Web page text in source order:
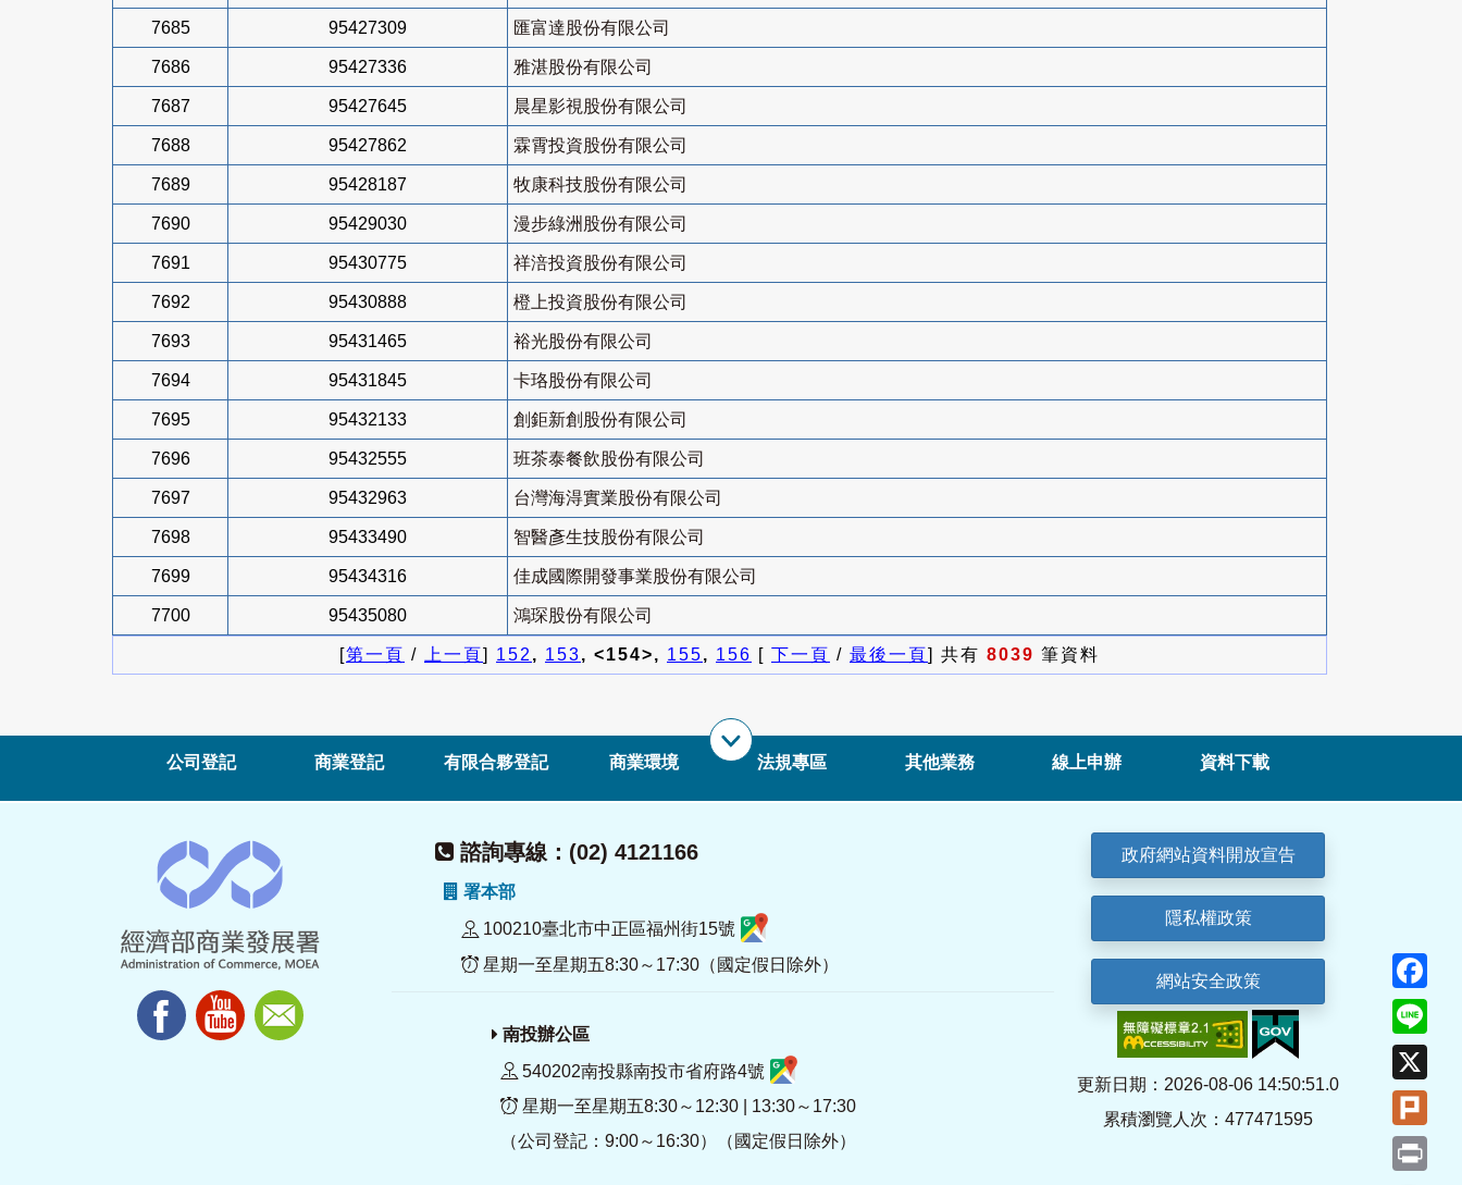
7685 95427309 匯富達股份有限公司
7686 95427336 雅湛股份有限公司
7687 95427645 晨星影視股份有限公司
7688 95427862 霖霄投資股份有限公司
7689 95428187 牧康科技股份有限公司
7690 95429030 漫步綠洲股份有限公司
7691 95430775 祥涪投資股份有限公司
7692 95430888 橙上投資股份有限公司
7693 95431465 裕光股份有限公司
7694 95431845 卡珞股份有限公司
7695 95432133 創鉅新創股份有限公司
7696 95432555 班茶泰餐飲股份有限公司
7697 95432963 台灣海淂實業股份有限公司
7698 95433490 智醫彥生技股份有限公司
7699 95434316 佳成國際開發事業股份有限公司
7700 95435080 鴻琛股份有限公司
[第一頁 / 上一頁] 152, 153, <154>, 155, 156 [ 下一頁 / 最後一頁] 共有 8039 筆資料
公司登記 商業登記 有限合夥登記 商業環境 法規專區 其他業務 線上申辦 資料下載
諮詢專線：(02) 4121166
署本部
100210臺北市中正區福州街15號
星期一至星期五8:30～17:30（國定假日除外）
南投辦公區
540202南投縣南投市省府路4號
星期一至星期五8:30～12:30 | 13:30～17:30
（公司登記：9:00～16:30）（國定假日除外）
政府網站資料開放宣告
隱私權政策
網站安全政策
更新日期：2026-08-06 14:50:51.0
累積瀏覽人次：477471595